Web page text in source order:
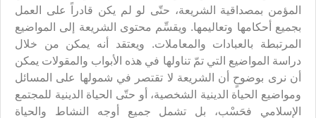
المؤمن بمصداقية الشريعة، حتّى لو لم يكن قادراً على العمل
بجميع أحكامها وتعاليمها. ويقسِّم محتوى الشريعة إلى المواضيع
المرتبطة بالعبادات والمعاملات. ويعتقد أنه يمكن من خلال
دراسة المواضيع التي تمّ تناولها في هذه الأبواب والمقولات يمكن
أن نرى بوضوحٍ أن الشريعة لا تقتصر في شمولها على المسائل
ومواضيع الحياة الدينية الشخصية، أو حتّى الحياة الدينية للمجتمع
الإسلامي فحَسْب، بل تشمل جميع أوجه النشاط والحياة